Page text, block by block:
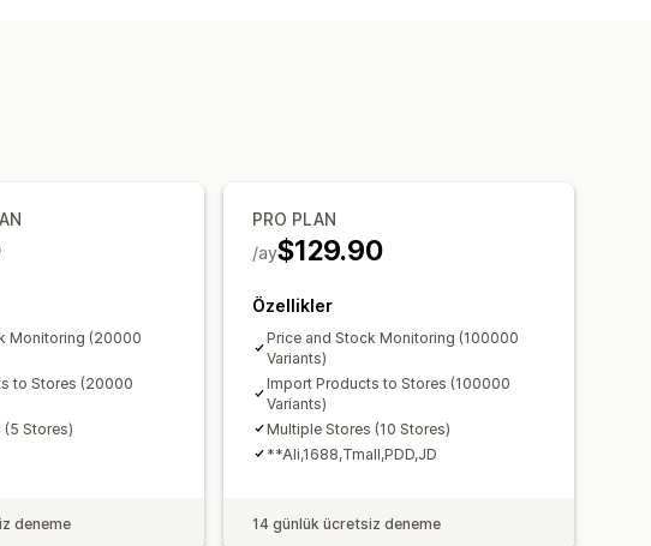
Monitoring (20000
to Stores (20000
Stores)
deneme
PRO PLAN
$129.90
/ay
Özellikler
Price and Stock Monitoring (100000
Variants)
Import Products to Stores (100000
Variants)
Multiple Stores (10 Stores)
**Ali,1688,Tmall,PDD,JD
14 günlük ücretsiz deneme